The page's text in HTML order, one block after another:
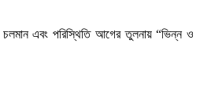
চলমান এবং পরিস্থিতি আগের তুলনায় “ভিন্ন ও